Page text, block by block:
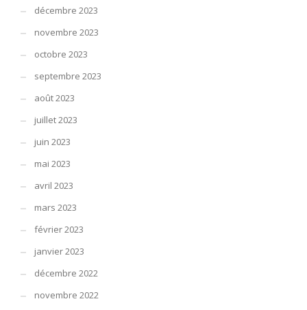
décembre 2023
novembre 2023
octobre 2023
septembre 2023
août 2023
juillet 2023
juin 2023
mai 2023
avril 2023
mars 2023
février 2023
janvier 2023
décembre 2022
novembre 2022